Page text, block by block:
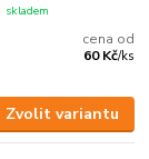
cena od
60 Kč/ks
skladem
Zvolit variantu